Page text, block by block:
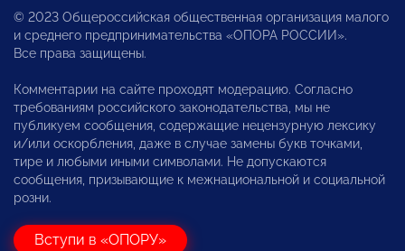
© 2023 Общероссийская общественная организация малого
и среднего предпринимательства «ОПОРА РОССИИ».
Все права защищены.
Комментарии на сайте проходят модерацию. Согласно
требованиям российского законодательства, мы не
публикуем сообщения, содержащие нецензурную лексику
и/или оскорбления, даже в случае замены букв точками,
тире и любыми иными символами. Не допускаются
сообщения, призывающие к межнациональной и социальной
розни.
Вступи в «ОПОРУ»